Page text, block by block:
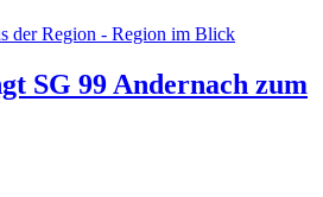
der Region - Region im Blick
SG 99 Andernach zum